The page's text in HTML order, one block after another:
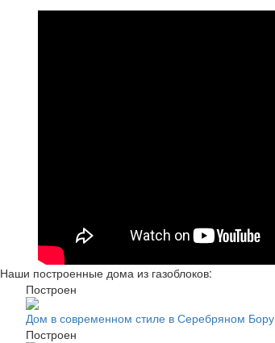
Наши построенные дома из газоблоков:
Построен
Дом в современном стиле в Серебряном Бору
Построен